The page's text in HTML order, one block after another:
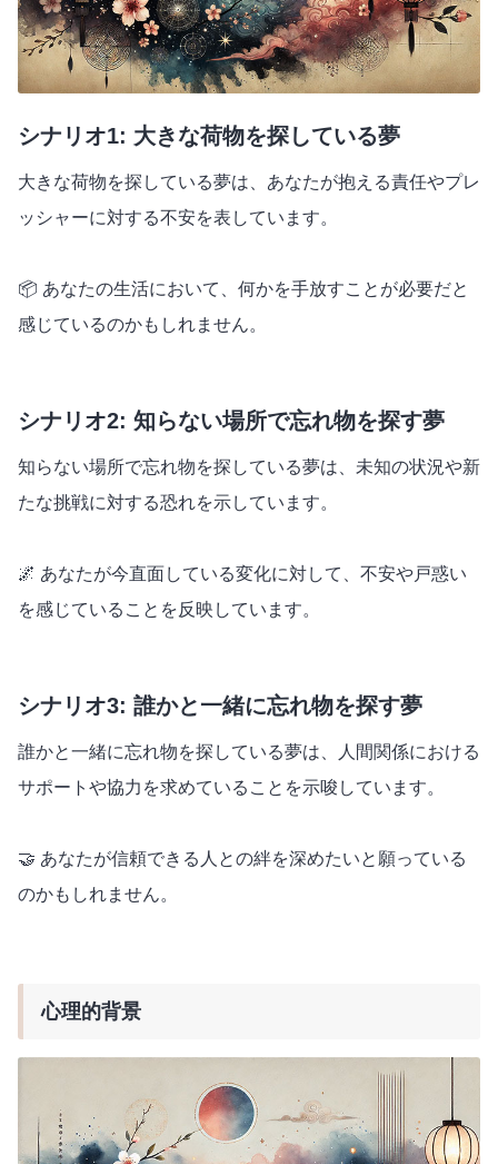
シナリオ1: 大きな荷物を探している夢
大きな荷物を探している夢は、あなたが抱える責任やプレ
ッシャーに対する不安を表しています。
📦 あなたの生活において、何かを手放すことが必要だと
感じているのかもしれません。
シナリオ2: 知らない場所で忘れ物を探す夢
知らない場所で忘れ物を探している夢は、未知の状況や新
たな挑戦に対する恐れを示しています。
🌌 あなたが今直面している変化に対して、不安や戸惑い
を感じていることを反映しています。
シナリオ3: 誰かと一緒に忘れ物を探す夢
誰かと一緒に忘れ物を探している夢は、人間関係における
サポートや協力を求めていることを示唆しています。
🤝 あなたが信頼できる人との絆を深めたいと願っている
のかもしれません。
心理的背景